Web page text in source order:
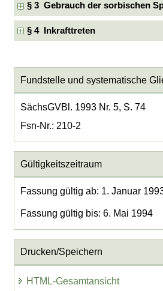
§ 3 Gebrauch der sorbischen
§ 4 Inkrafttreten
Fundstelle und systematische
SächsGVBl. 1993 Nr. 5, S. 74
Fsn-Nr.: 210-2
Gültigkeitszeitraum
Fassung gültig ab: 1. Januar
Fassung gültig bis: 6. Mai 1994
Drucken/Speichern
HTML-Gesamtansicht